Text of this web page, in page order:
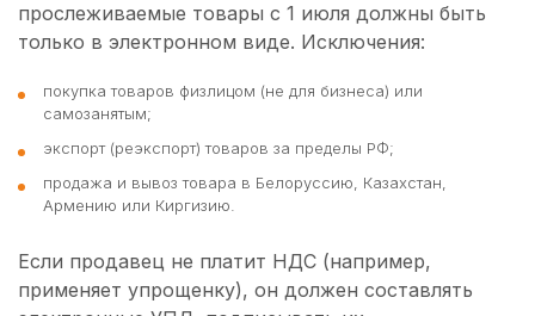
прослеживаемые товары с 1 июля должны быть
только в электронном виде. Исключения:
покупка товаров физлицом (не для бизнеса) или
самозанятым;
экспорт (реэкспорт) товаров за пределы РФ;
продажа и вывоз товара в Белоруссию, Казахстан,
Армению или Киргизию.
Если продавец не платит НДС (например,
применяет упрощенку), он должен составлять